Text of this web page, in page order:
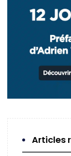
Articles